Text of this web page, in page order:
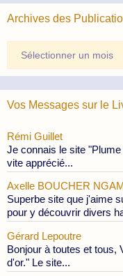
Archives des
des
Publications
Vos Messages sur le
Rémi Guillet
Je connais le site
vite apprécié...
Axelle BOUCHER
Superbe site que j'aime
pour y découvrir divers
Gérard Lepoutre
Bonjour à toutes et tous,
d'or." Le site...